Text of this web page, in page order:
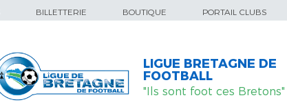
BILLETTERIE BOUTIQUE PORTAIL CLUBS
LIGUE BRETAGNE DE
FOOTBALL
"Ils sont foot ces Bretons"